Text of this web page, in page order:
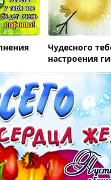
Чудесного
настроения